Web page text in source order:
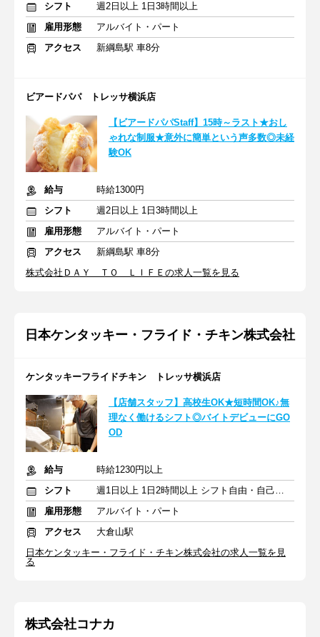
シフト
週2日以上 1日3時間以上
雇用形態
アルバイト・パート
アクセス
新綱島駅 車8分
ビアードパパ トレッサ横浜店
【ビアードパパStaff】15時～ラスト★おし
ゃれな制服★意外に簡単という声多数◎未経
験OK
給与
時給1300円
シフト
週2日以上 1日3時間以上
雇用形態
アルバイト・パート
アクセス
新綱島駅 車8分
株式会社ＤＡＹ ＴＯ ＬＩＦＥの求人一覧を見る
日本ケンタッキー・フライド・チキン株式会社
ケンタッキーフライドチキン トレッサ横浜店
【店舗スタッフ】高校生OK★短時間OK♪無
理なく働けるシフト◎バイトデビューにGO
OD
給与
時給1230円以上
シフト
週1日以上 1日2時間以上 シフト自由・自己申告
雇用形態
アルバイト・パート
アクセス
大倉山駅
日本ケンタッキー・フライド・チキン株式会社の求人一覧を見
る
株式会社コナカ